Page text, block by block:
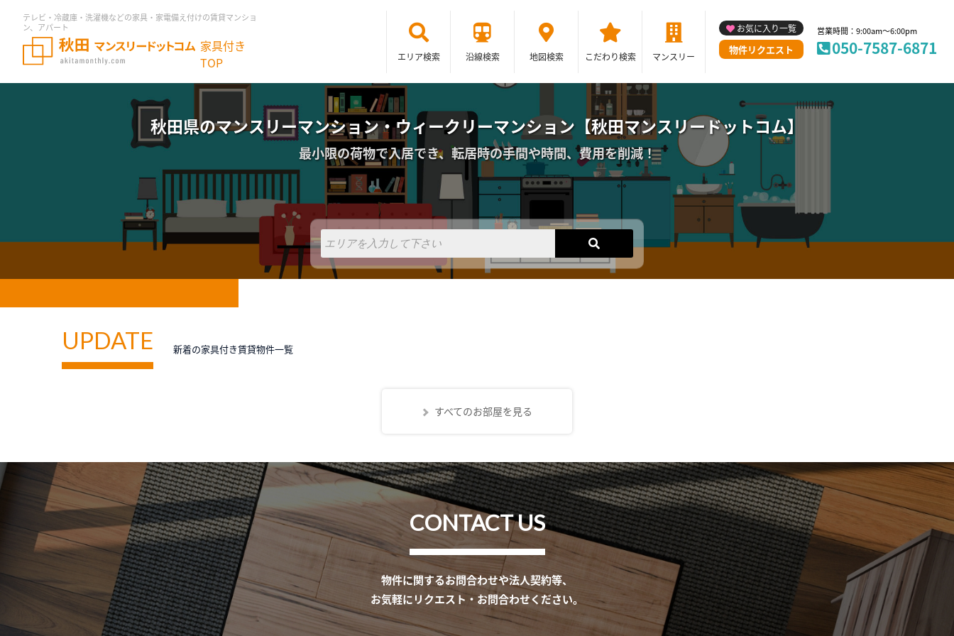
テレビ・冷蔵庫・洗濯機などの家具・家電備え付けの賃貸マンショ
ン、アパート
家具付き
TOP
エリア検索 沿線検索 地図検索 こだわり検索 マンスリー
お気に入り一覧
物件リクエスト
営業時間：9:00am～6:00pm
050-7587-6871
秋田県のマンスリーマンション・ウィークリーマンション【秋田マンスリードットコム】
最小限の荷物で入居でき、転居時の手間や時間、費用を削減！
UPDATE 新着の家具付き賃貸物件一覧
すべてのお部屋を見る
CONTACT US
物件に関するお問合わせや法人契約等、
お気軽にリクエスト・お問合わせください。